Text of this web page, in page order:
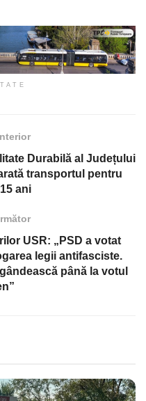
Durabilă al Județului
transportul pentru
ani
USR: „PSD a votat
legii antifasciste.
până la votul